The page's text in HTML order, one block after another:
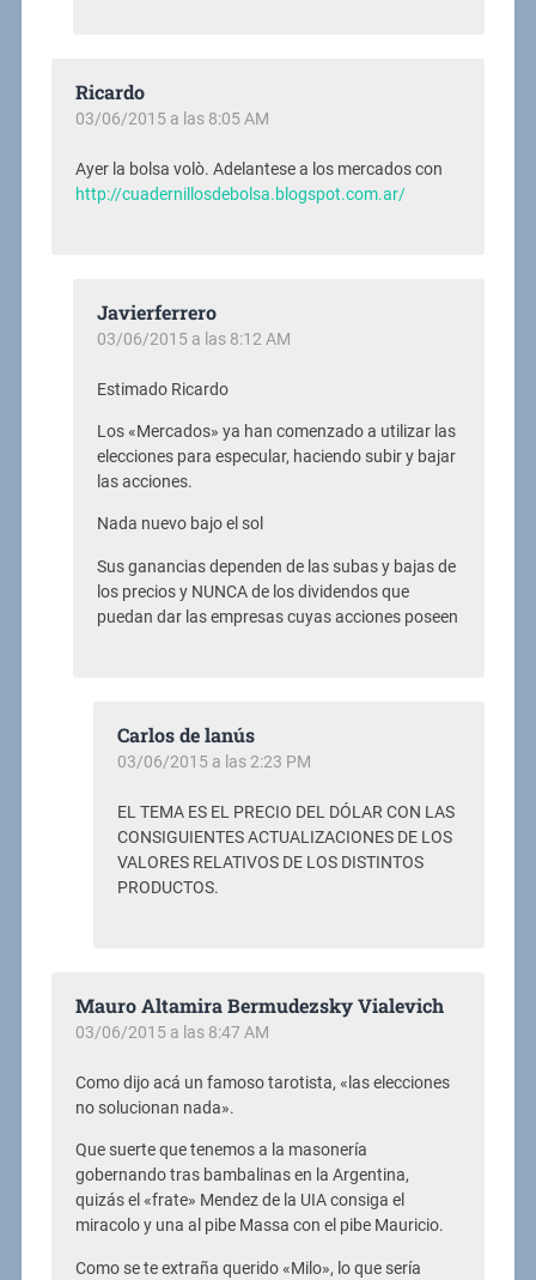
Ricardo
03/06/2015 a las 8:05 AM
Ayer la bolsa volò. Adelantese a los mercados con
http://cuadernillosdebolsa.blogspot.com.ar/
Javierferrero
03/06/2015 a las 8:12 AM
Estimado Ricardo
Los «Mercados» ya han comenzado a utilizar las
elecciones para especular, haciendo subir y bajar
las acciones.
Nada nuevo bajo el sol
Sus ganancias dependen de las subas y bajas de
los precios y NUNCA de los dividendos que
puedan dar las empresas cuyas acciones poseen
Carlos de lanús
03/06/2015 a las 2:23 PM
EL TEMA ES EL PRECIO DEL DÓLAR CON LAS
CONSIGUIENTES ACTUALIZACIONES DE LOS
VALORES RELATIVOS DE LOS DISTINTOS
PRODUCTOS.
Mauro Altamira Bermudezsky Vialevich
03/06/2015 a las 8:47 AM
Como dijo acá un famoso tarotista, «las elecciones
no solucionan nada».
Que suerte que tenemos a la masonería
gobernando tras bambalinas en la Argentina,
quizás el «frate» Mendez de la UIA consiga el
miracolo y una al pibe Massa con el pibe Mauricio.
Como se te extraña querido «Milo», lo que sería